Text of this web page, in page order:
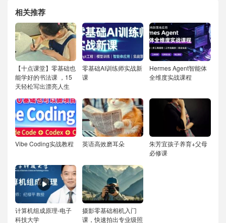
相关推荐
【十点课堂】零基础也
能学好的书法课 ，15
天轻松写出漂亮人生
零基础AI训练师实战新
课
Hermes Agent智能体
全维度实战课程
Vibe Coding实战教程 英语高效磨耳朵
朱芳宜孩子养育+父母
必修课
计算机组成原理-电子
科技大学
摄影零基础相机入门
课，快速拍出专业级照